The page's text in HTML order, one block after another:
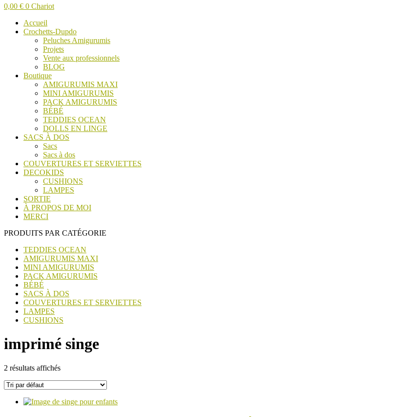
0,00 € 0 Chariot
Accueil
Crochetts-Dupdo
Peluches Amigurumis
Projets
Vente aux professionnels
BLOG
Boutique
AMIGURUMIS MAXI
MINI AMIGURUMIS
PACK AMIGURUMIS
BÉBÉ
TEDDIES OCEAN
DOLLS EN LINGE
SACS À DOS
Sacs
Sacs à dos
COUVERTURES ET SERVIETTES
DECOKIDS
CUSHIONS
LAMPES
SORTIE
À PROPOS DE MOI
MERCI
PRODUITS PAR CATÉGORIE
TEDDIES OCEAN
AMIGURUMIS MAXI
MINI AMIGURUMIS
PACK AMIGURUMIS
BÉBÉ
SACS À DOS
COUVERTURES ET SERVIETTES
LAMPES
CUSHIONS
imprimé singe
2 résultats affichés